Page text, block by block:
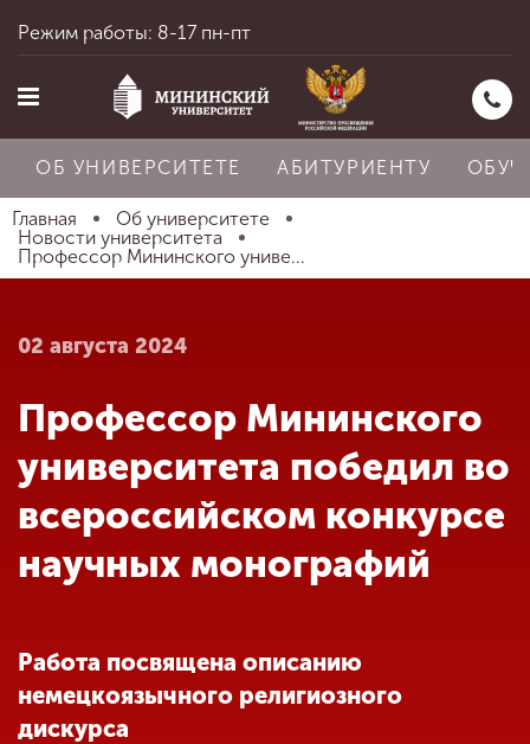
Главная
Абитуриенту
Обучение
Международная
деятельность
Режим работы: 8-17 пн-пт
ОБ УНИВЕРСИТЕТЕ АБИТУРИЕНТУ
Главная
Об университете
Новости университета
Профессор Мининского униве...
02 августа 2024
Профессор Мининского
университета победил во
всероссийском конкурсе
научных монографий
Работа посвящена описанию
немецкоязычного религиозного
дискурса